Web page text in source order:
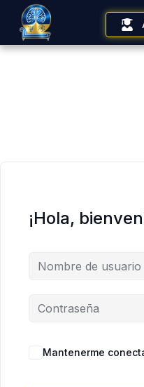
¡Hola,
Mantenerme